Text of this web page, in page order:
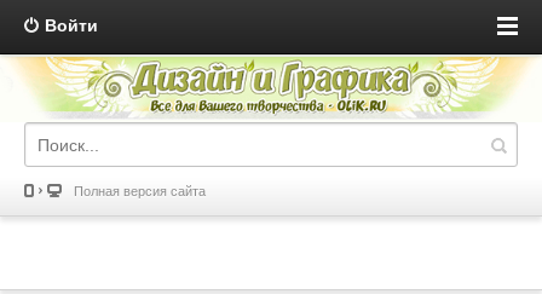
Войти
Полная версия сайта